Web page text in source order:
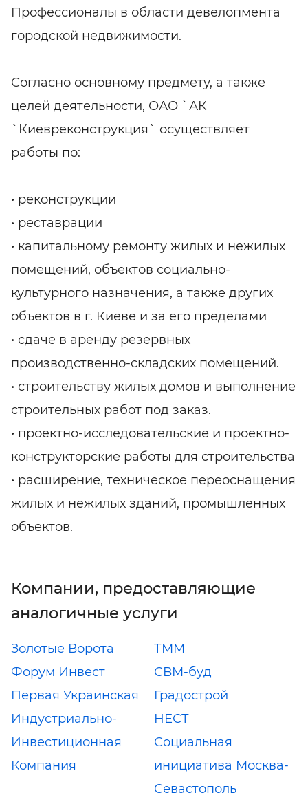
Профессионалы в области девелопмента
городской недвижимости.
Согласно основному предмету, а также
целей деятельности, ОАО `АК
`Киевреконструкция` осуществляет
работы по:
• реконструкции
• реставрации
• капитальному ремонту жилых и нежилых
помещений, объектов социально-
культурного назначения, а также других
объектов в г. Киеве и за его пределами
• сдаче в аренду резервных
производственно-складских помещений.
• строительству жилых домов и выполнение
строительных работ под заказ.
• проектно-исследовательские и проектно-
конструкторские работы для строительства
• расширение, техническое переоснащения
жилых и нежилых зданий, промышленных
объектов.
Компании, предоставляющие
аналогичные услуги
Золотые Ворота
ТММ
Форум Инвест
СВМ-буд
Первая Украинская
Индустриально-
Инвестиционная
Компания
Градострой
НЕСТ
Социальная
инициатива Москва-
Севастополь